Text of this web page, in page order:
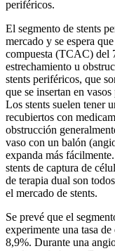
periféricos.
El segmento de stents
mercado y se espera
compuesta (TCAC) del
estrechamiento u
stents periféricos, que
que se insertan en
Los stents suelen tener
recubiertos con
obstrucción
vaso con un balón
expanda más
stents de captura de
de terapia dual son
el mercado de stents.
Se prevé que el
experimente una tasa
8,9%. Durante una